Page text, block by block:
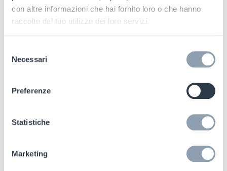
con altre informazioni che hai fornito loro o che hanno
raccolto dal tuo utilizzo dei loro servizi.
delNecessari
Preferenze
Statistiche
Marketing
Item-level tagging: come l’RFID migliora il
controllo dell’inventario nel fashion retail